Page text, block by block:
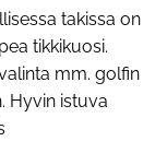
takissa on
tikkikuosi.
mm. golfin
Hyvin istuva